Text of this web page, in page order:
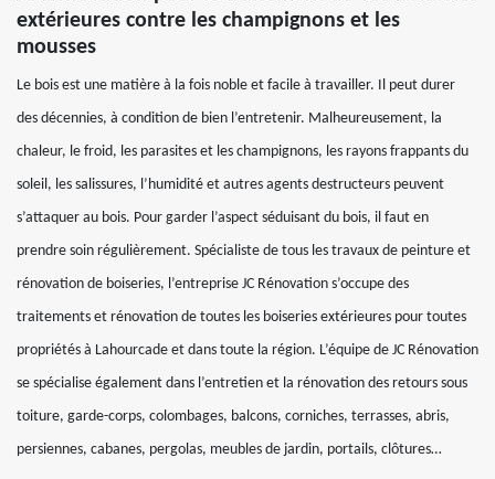
extérieures contre les champignons et les
mousses
Le bois est une matière à la fois noble et facile à travailler. Il peut durer
des décennies, à condition de bien l’entretenir. Malheureusement, la
chaleur, le froid, les parasites et les champignons, les rayons frappants du
soleil, les salissures, l’humidité et autres agents destructeurs peuvent
s’attaquer au bois. Pour garder l’aspect séduisant du bois, il faut en
prendre soin régulièrement. Spécialiste de tous les travaux de peinture et
rénovation de boiseries, l’entreprise JC Rénovation s’occupe des
traitements et rénovation de toutes les boiseries extérieures pour toutes
propriétés à Lahourcade et dans toute la région. L’équipe de JC Rénovation
se spécialise également dans l’entretien et la rénovation des retours sous
toiture, garde-corps, colombages, balcons, corniches, terrasses, abris,
persiennes, cabanes, pergolas, meubles de jardin, portails, clôtures…